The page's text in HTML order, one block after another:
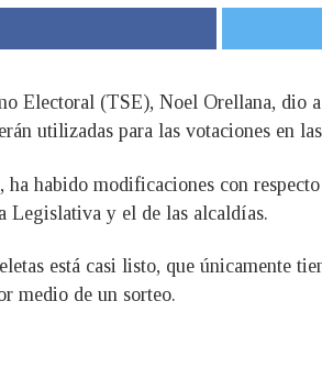
Electoral (TSE), Noel Orellana, dio
utilizadas para las votaciones en
habido modificaciones con
Legislativa y el de las alcaldías.
está casi listo, que únicamente
medio de un sorteo.